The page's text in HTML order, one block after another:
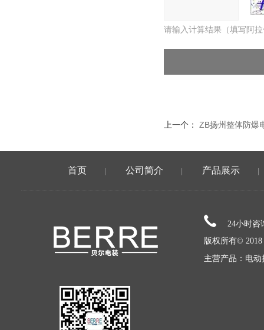
请输入计算结果（填写阿
上一个： ZB扬州整体防爆
首页 公司简介 产品展示
24小时咨
版权所有©
主营产品：电